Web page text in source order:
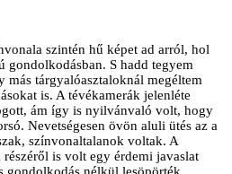
szintén hű képet ad arról, hol
gondolkodásban. S hadd tegyem
más tárgyalóasztaloknál megéltem
is. A tévékamerák jelenléte
ám így is nyilvánvaló volt, hogy
Nevetségesen övön aluli ütés az a
színvonaltalanok voltak. A
is volt egy érdemi javaslat
gondolkodás nélkül lesöpörték.